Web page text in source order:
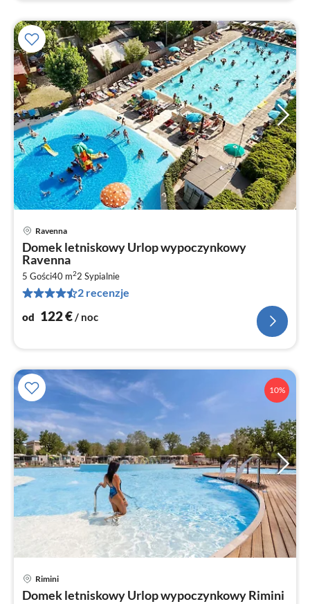
Ravenna
Domek letniskowy Urlop wypoczynkowy
Ravenna
5 Gości40 m22 Sypialnie
2 recenzje
od 122€ / noc
10%
Rimini
Domek letniskowy Urlop wypoczynkowy Rimini